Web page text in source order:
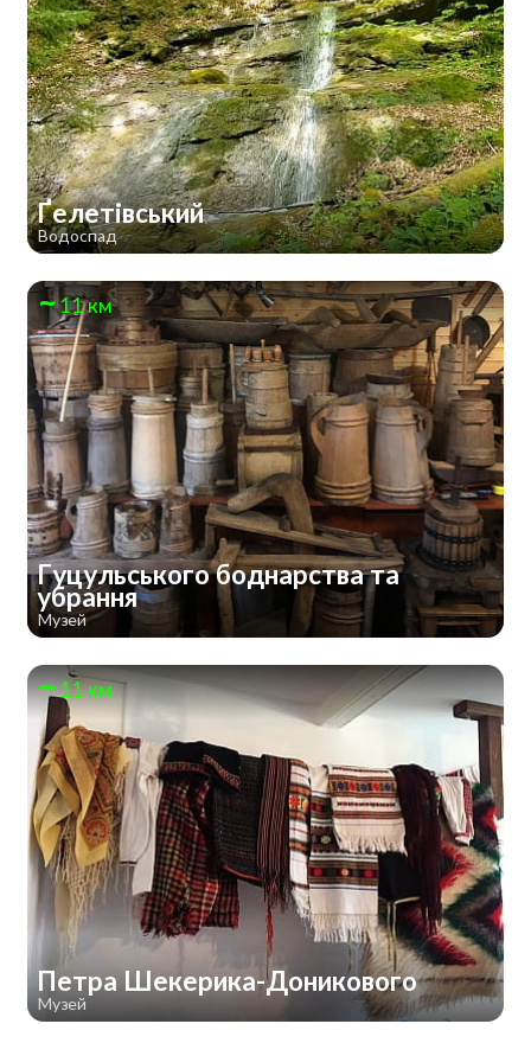
Ґелетівський
Водоспад
11 км
Гуцульського боднарства та
убрання
Музей
11 км
Петра Шекерика-Доникового
Музей